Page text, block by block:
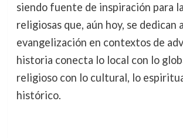
siendo fuente de inspiración para
religiosas que, aún hoy, se dedican
evangelización en contextos de
historia conecta lo local con lo
religioso con lo cultural, lo
histórico.